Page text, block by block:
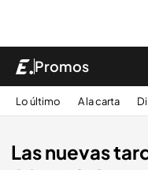
Promos
Lo último A la carta
Las nuevas